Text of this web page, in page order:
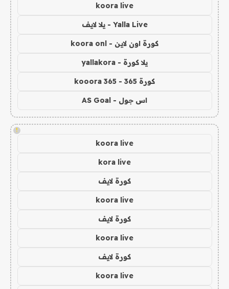
koora live
Yalla Live - يلا لايف
كورة اون لاين - koora onl
يلا كورة - yallakora
كورة 365 - kooora 365
اس جول - AS Goal
!
koora live
kora live
كورة لايف
koora live
كورة لايف
koora live
كورة لايف
koora live